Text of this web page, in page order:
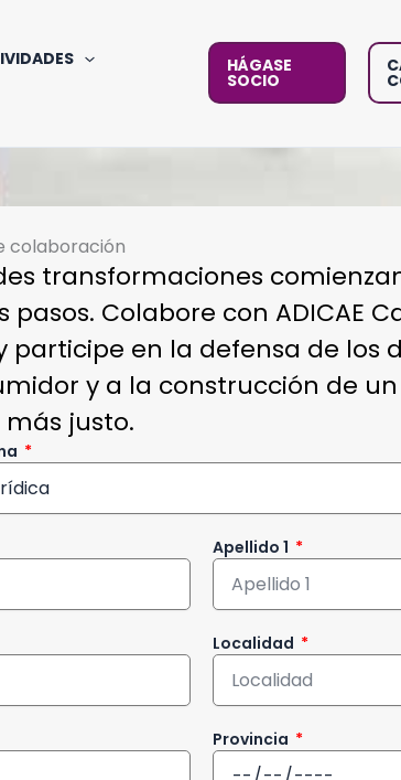
HÁGASE
SOCIO
colaboración
transformaciones
pasos. Colabore con ADICAE
participe en la defensa de los
y a la construcción de un
justo.
Apellido 1
Localidad
Provincia